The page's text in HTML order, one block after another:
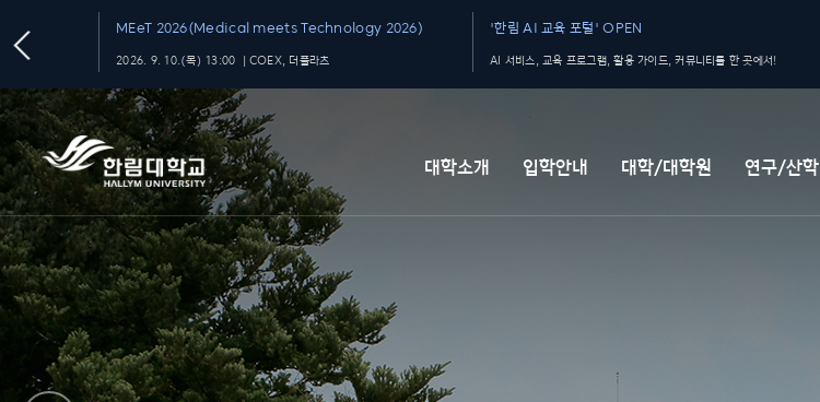
MEeT 2026(Medical meets Technology 2026)
2026. 9. 10.(목) 13:00 ｜COEX, 더플라츠
'한림 AI 교육 포털' OPEN
AI 서비스, 교육 프로그램, 활용 가이드, 커뮤니티를 한 곳에서!
대학소개 입학안내 대학/대학원 연구/산학